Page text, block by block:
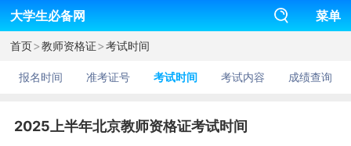
大学生必备网 菜单
首页>教师资格证>考试时间
报名时间 准考证号 考试时间 考试内容 成绩查询
2025上半年北京教师资格证考试时间